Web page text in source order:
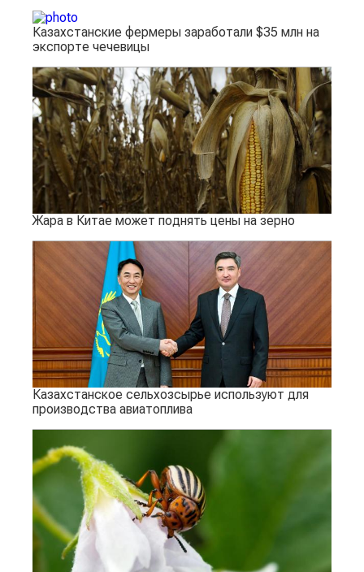
Казахстанские фермеры заработали $35 млн на
экспорте чечевицы
Жара в Китае может поднять цены на зерно
Казахстанское сельхозсырье используют для
производства авиатоплива